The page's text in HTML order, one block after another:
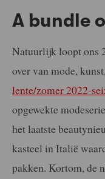
A bundle
Natuurlijk loopt ons
over van mode,
lente/zomer 2022-
opgewekte
het laatste
kasteel in Italië
pakken. Kortom, de